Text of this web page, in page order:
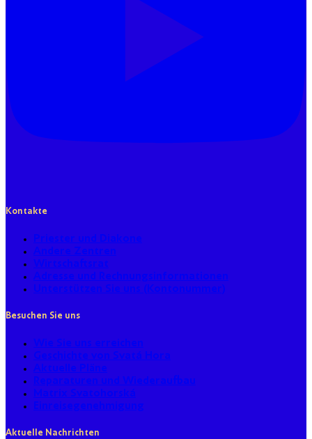
Kontakte
Priester und Diakone
Andere Zentren
Wirtschaftsrat
Adresse und Rechnungsinformationen
Unterstützen Sie uns (Kontonummer)
Besuchen Sie uns
Wie Sie uns erreichen
Geschichte von Svatá Hora
Aktuelle Pläne
Reparaturen und Wiederaufbau
Matrix Svatohorská
Einreisegenehmigung
Aktuelle Nachrichten